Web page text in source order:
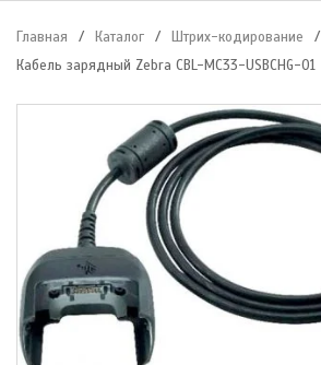
Главная / Каталог / Штрих-кодирование /
Кабель зарядный Zebra CBL-MC33-USBCHG-01